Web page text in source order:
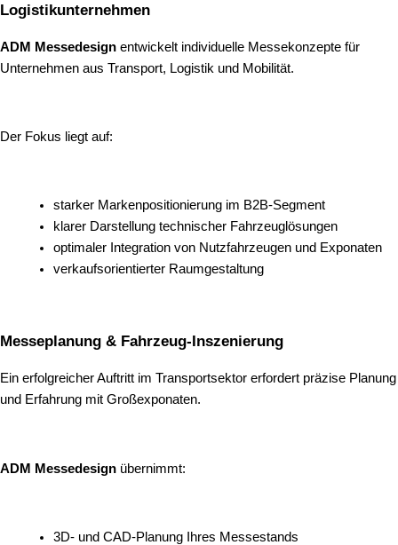
Logistikunternehmen
ADM Messedesign entwickelt individuelle Messekonzepte für
Unternehmen aus Transport, Logistik und Mobilität.
Der Fokus liegt auf:
starker Markenpositionierung im B2B-Segment
klarer Darstellung technischer Fahrzeuglösungen
optimaler Integration von Nutzfahrzeugen und Exponaten
verkaufsorientierter Raumgestaltung
Messeplanung & Fahrzeug-Inszenierung
Ein erfolgreicher Auftritt im Transportsektor erfordert präzise Planung
und Erfahrung mit Großexponaten.
ADM Messedesign übernimmt:
3D- und CAD-Planung Ihres Messestands